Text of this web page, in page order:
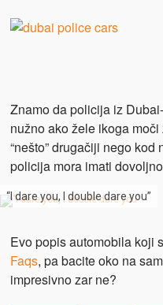
Znamo da policija iz
nužno ako žele ikoga
“nešto” drugačiji nego
policija mora imati
“I dare you, I double dare you”
Evo popis automobila koji
Faqs, pa bacite oko na
impresivno zar ne?